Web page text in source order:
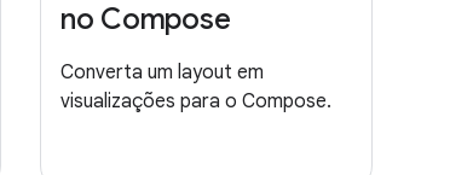
no Compose
Converta um layout em
visualizações para o Compose.